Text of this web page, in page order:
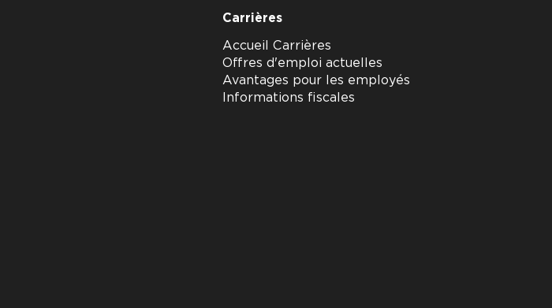
Carrières
Accueil Carrières
Offres d'emploi actuelles
Avantages pour les employés
Informations fiscales